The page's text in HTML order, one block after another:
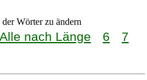
Wörter zu ändern
Alle nach Länge 6
7